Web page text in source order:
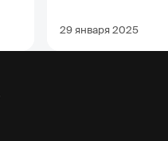
карьерных
29 января 2025